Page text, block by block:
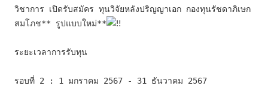
วิชาการ เปิดรับสมัคร ทุนวิจัยหลังปริญญาเอก กองทุนรัชดาภิเษก
สมโภช** รูปแบบใหม่**
ระยะเวลาการรับทุน
รอบที่ 2 : 1 มกราคม 2567 - 31 ธันวาคม 2567